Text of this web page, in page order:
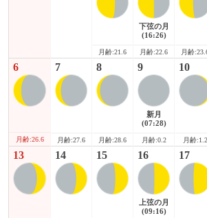
月齢:21.6
下弦の月
(16:26)
月齢:22.6 月齢
6
月齢:26.6
7
月齢:27.6
8
月齢:28.6
9
新月
(07:28)
月齢:0.2
10
月齢:1.2
13 14 15 16
上弦の月
(09:16)
17